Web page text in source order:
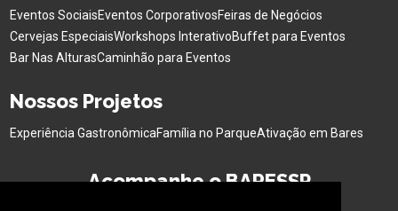
Eventos SociaisEventos CorporativosFeiras de Negócios
Cervejas EspeciaisWorkshops InterativoBuffet para Eventos
Bar Nas AlturasCaminhão para Eventos
Nossos Projetos
Experiência GastronômicaFamília no ParqueAtivação em Bares
Acompanhe o BARESSP